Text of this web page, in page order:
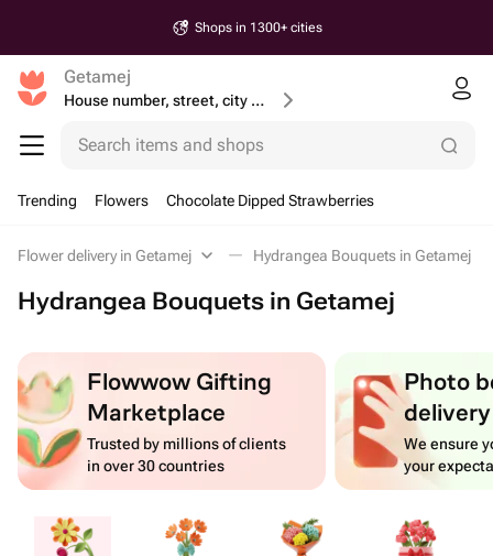
Shops in 1300+ cities
Getamej
House number, street, city or postcode
Search items and shops
Trending Flowers Chocolate Dipped Strawberries
Flower delivery in Getamej Hydrangea Bouquets in Getamej
Hydrangea Bouquets in Getamej
Flowwow Gifting
Marketplace
Trusted by millions of clients
in over 30 countries
Photo
delivery
We ensure
your